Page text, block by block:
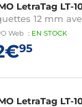
LetraTag LT-
12 mm
Web : EN STOCK
95
LetraTag LT-